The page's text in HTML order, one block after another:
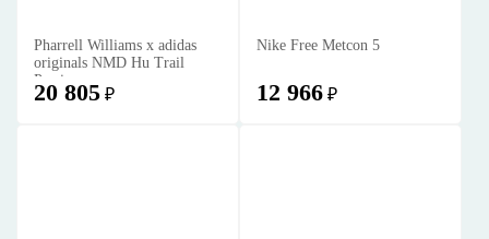
Pharrell Williams x adidas
originals NMD Hu Trail
Passion
20 805 ₽
Nike Free Metcon 5
12 966 ₽